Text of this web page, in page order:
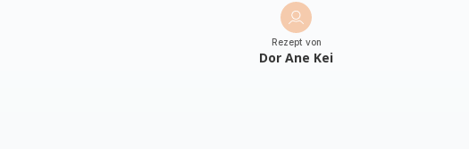
Rezept von
Dor Ane Kei